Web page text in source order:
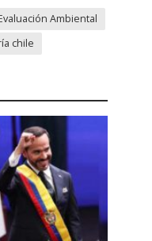
Ambiental
chile